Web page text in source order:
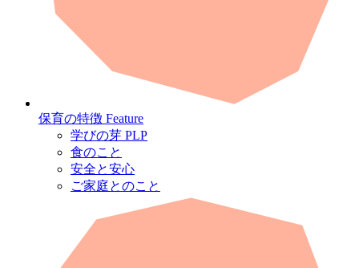
保育の特徴 Feature
学びの芽 PLP
食のこと
安全と安心
ご家庭とのこと